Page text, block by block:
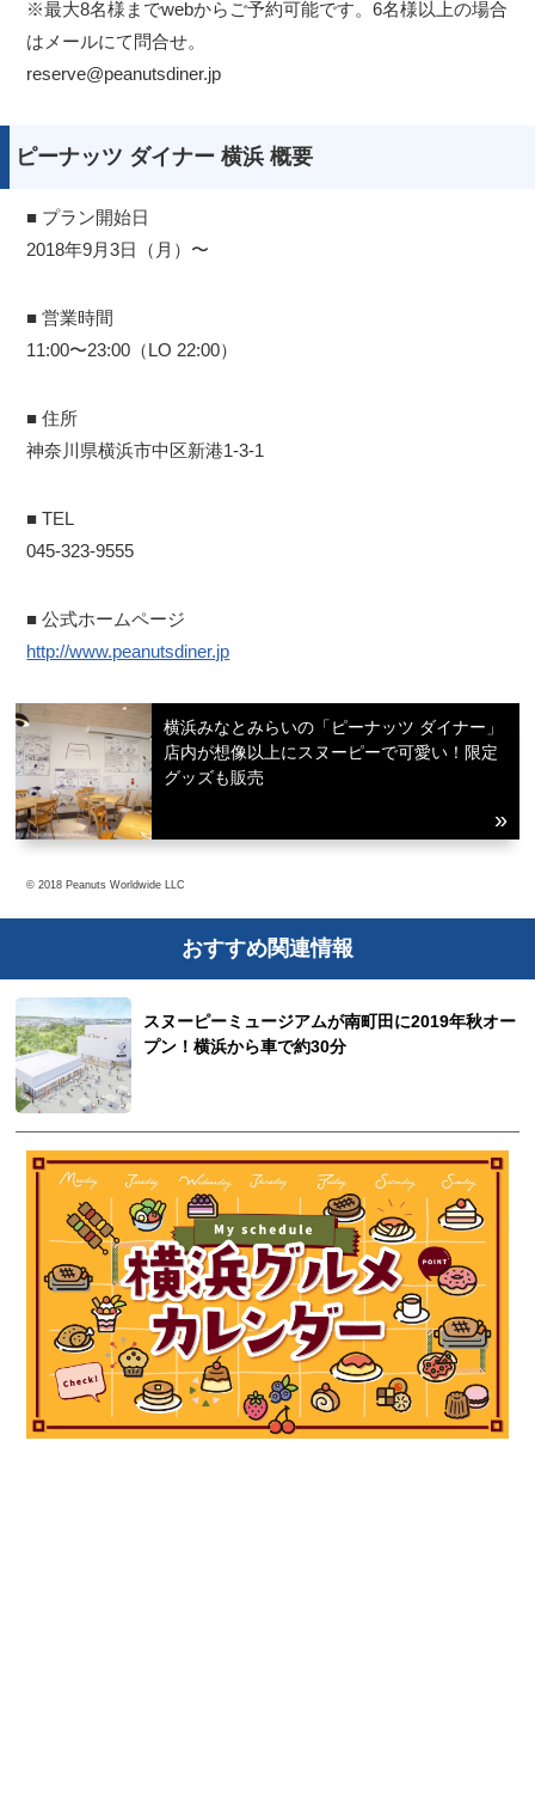
※最大8名様までwebからご予約可能です。6名様以上の場合
はメールにて問合せ。
reserve@peanutsdiner.jp
ピーナッツ ダイナー 横浜 概要
■ プラン開始日
2018年9月3日（月）〜
■ 営業時間
11:00〜23:00（LO 22:00）
■ 住所
神奈川県横浜市中区新港1-3-1
■ TEL
045-323-9555
■ 公式ホームページ
http://www.peanutsdiner.jp
横浜みなとみらいの「ピーナッツ ダイナー」
店内が想像以上にスヌーピーで可愛い！限定
グッズも販売
© 2018 Peanuts Worldwide LLC
おすすめ関連情報
スヌーピーミュージアムが南町田に2019年秋オー
プン！横浜から車で約30分